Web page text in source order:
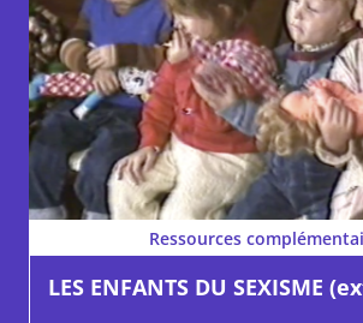
Ressources
LES ENFANTS DU SEXISME